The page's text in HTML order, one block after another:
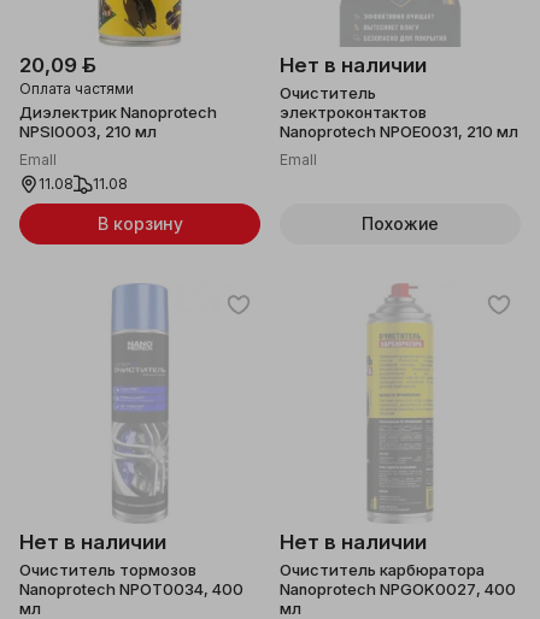
20,09 ƃ
Оплата частями
Диэлектрик Nanoprotech
NPSI0003, 210 мл
Emall
11.08
11.08
В корзину
Нет в наличии
Очиститель
электроконтактов
Nanoprotech NPOE0031, 210 мл
Emall
Похожие
Нет в наличии
Очиститель тормозов
Nanoprotech NPOT0034, 400
мл
Нет в наличии
Очиститель карбюратора
Nanoprotech NPGOK0027, 400
мл